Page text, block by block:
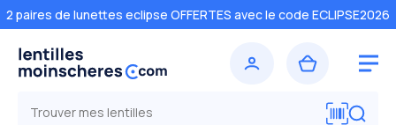
2 paires de lunettes eclipse OFFERTES avec le code ECLIPSE2026